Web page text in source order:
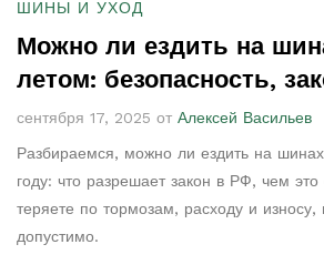
ШИНЫ И УХОД
Можно ли ездить на
летом: безопасность,
2025
сентября 17, 2025 от Алексей Васильев
Разбираемся, можно ли ездить на
году: что разрешает закон в РФ, чем это
теряете по тормозам, расходу и износу,
допустимо.